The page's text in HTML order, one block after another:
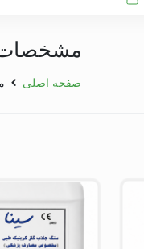
مشخصات
صفحه اصلی